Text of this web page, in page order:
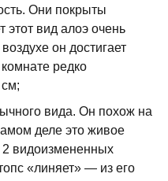
Они покрыты
вид алоэ очень
он достигает
редко
вида. Он похож на
деле это живое
2 видоизмененных
«линяет» — из его